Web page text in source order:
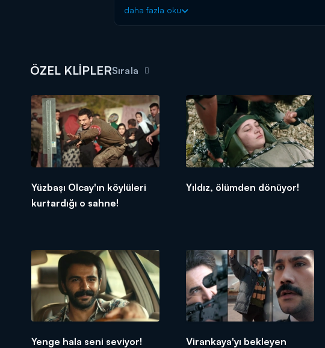
için canla başla bir mücadele veriyor ve sonunda
daha fazla oku
ÖZEL KLİPLERSırala
Yüzbaşı Olcay'ın köylüleri
kurtardığı o sahne!
Yıldız, ölümden dönüyor!
Yenge hala seni seviyor!
Virankaya'yı bekleyen